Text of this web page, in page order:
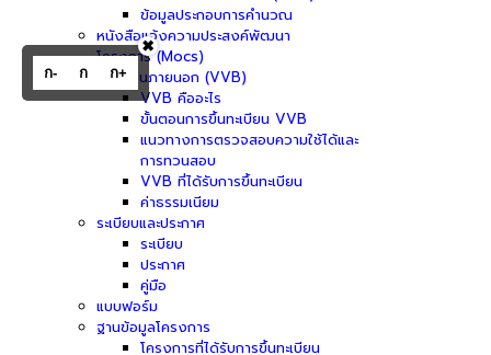
ข้อมูลประกอบการคำนวณ
หนังสือแจ้งความประสงค์พัฒนา
โครงการ (Mocs)
ผู้ประเมินภายนอก (VVB)
VVB คืออะไร
ขั้นตอนการขึ้นทะเบียน VVB
แนวทางการตรวจสอบความใช้ได้และ
การทวนสอบ
VVB ที่ได้รับการขึ้นทะเบียน
ค่าธรรมเนียม
ระเบียบและประกาศ
ระเบียบ
ประกาศ
คู่มือ
แบบฟอร์ม
ฐานข้อมูลโครงการ
โครงการที่ได้รับการขึ้นทะเบียน
ก- ก ก+
✖